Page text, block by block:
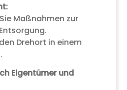
Maßnahmen zur
Drehort in einem
Eigentümer und